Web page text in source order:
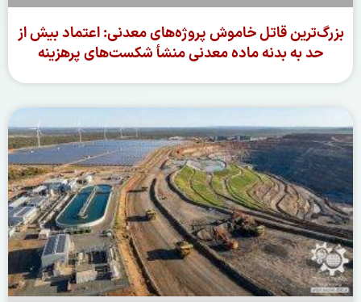
بزرگ‌ترین قاتل خاموش پروژه‌های معدنی: اعتماد بیش از
حد به بدنه ماده‌ معدنی منشأ شکست‌های پرهزینه